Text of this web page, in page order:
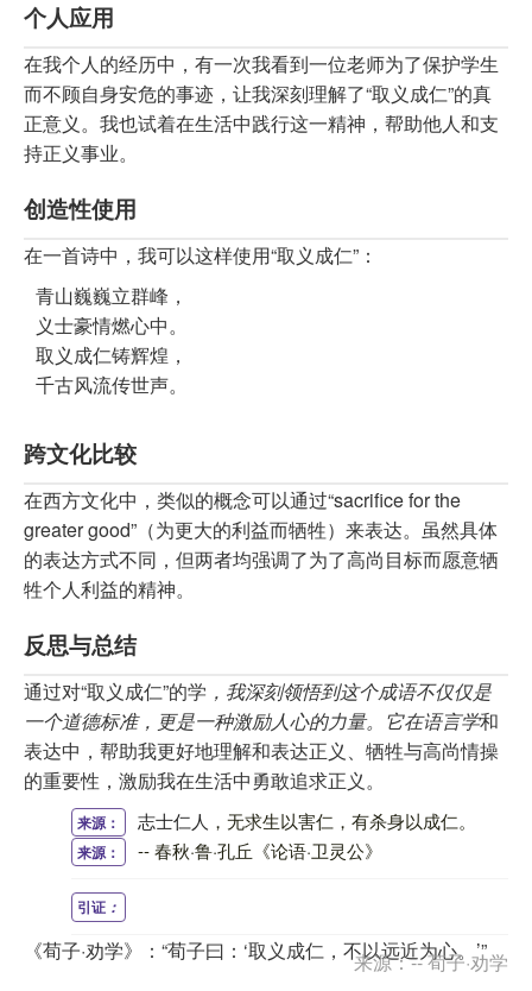
个人应用
在我个人的经历中，有一次我看到一位老师为了保护学生
而不顾自身安危的事迹，让我深刻理解了“取义成仁”的真
正意义。我也试着在生活中践行这一精神，帮助他人和支
持正义事业。
创造性使用
在一首诗中，我可以这样使用“取义成仁”：
青山巍巍立群峰，
义士豪情燃心中。
取义成仁铸辉煌，
千古风流传世声。
跨文化比较
在西方文化中，类似的概念可以通过“sacrifice for the
greater good”（为更大的利益而牺牲）来表达。虽然具体
的表达方式不同，但两者均强调了为了高尚目标而愿意牺
牲个人利益的精神。
反思与总结
通过对“取义成仁”的学 ，我深刻领悟到这个成语不仅仅是
一个道德标准，更是一种激励人心的力量。它在语言学和
表达中，帮助我更好地理解和表达正义、牺牲与高尚情操
的重要性，激励我在生活中勇敢追求正义。
来源： 志士仁人 ，无求生以害仁，有杀身以成仁。
来源： -- 春秋·鲁·孔丘《论语·卫灵公》
引证 ：
《荀子·劝学》：“荀子曰：‘取义成仁，不以远近为心。’”
来源：-- 荀子·劝学